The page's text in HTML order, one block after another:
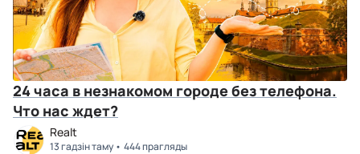
24 часа в незнакомом городе без телефона.
Что нас ждет?
Realt
13 гадзін таму 444 прагляды